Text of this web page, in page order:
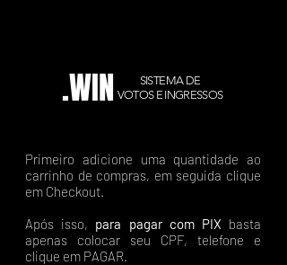
.WIN
SISTEMA DE
VOTOS E INGRESSOS
Primeiro adicione uma quantidade ao
carrinho de compras, em seguida clique
em Checkout.
Após isso, para pagar com PIX basta
apenas colocar seu CPF, telefone e
clique em PAGAR.